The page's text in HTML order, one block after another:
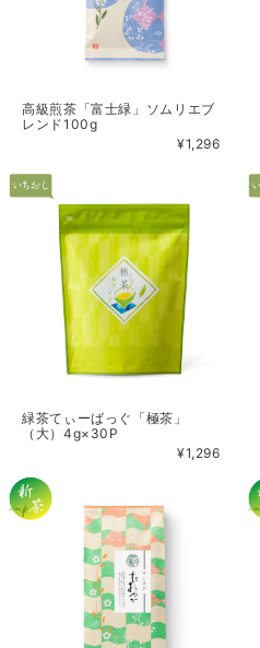
高級煎茶「富士緑」ソムリエブ
レンド100g
¥1,296
緑茶てぃーばっぐ「極茶」
（大）4g×30P
¥1,296